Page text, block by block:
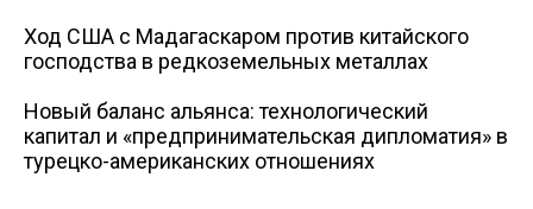
Ход США с Мадагаскаром против китайского
господства в редкоземельных металлах
Новый баланс альянса: технологический
капитал и «предпринимательская дипломатия» в
турецко-американских отношениях